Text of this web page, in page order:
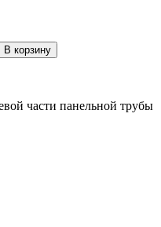
части панельной трубы